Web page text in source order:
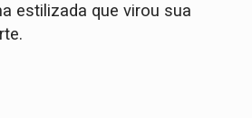
estilizada que virou sua